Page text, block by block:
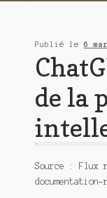
Publié le 6
de la
Source : Flux
documentation-